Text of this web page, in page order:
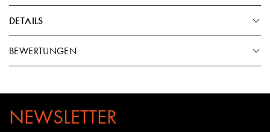
DETAILS
BEWERTUNGEN
NEWSLETTER